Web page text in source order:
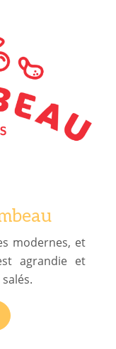
modernes, et
agrandie et